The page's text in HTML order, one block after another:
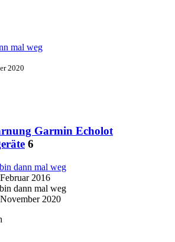
mal weg
2020
Garmin Echolot
6
dann mal weg
2016
dann mal weg
2020